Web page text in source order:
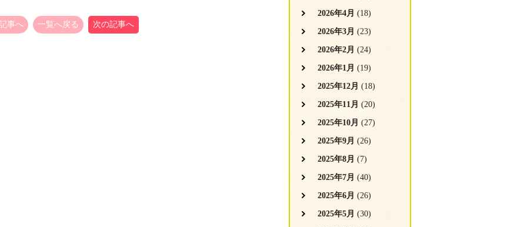
事へ 一覧へ戻る 次の記事へ
2026年4月 (18)
2026年3月 (23)
2026年2月 (24)
2026年1月 (19)
2025年12月 (18)
2025年11月 (20)
2025年10月 (27)
2025年9月 (26)
2025年8月 (7)
2025年7月 (40)
2025年6月 (26)
2025年5月 (30)